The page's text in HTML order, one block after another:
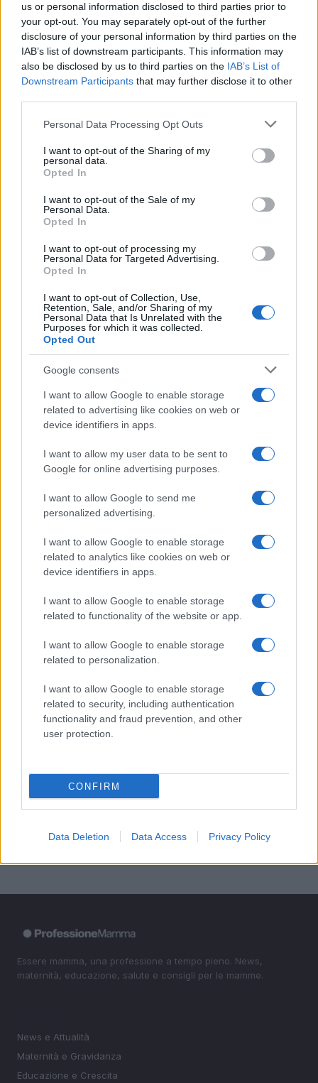
us or personal information disclosed to third parties prior to
your opt-out. You may separately opt-out of the further
disclosure of your personal information by third parties on the
IAB’s list of downstream participants. This information may
also be disclosed by us to third parties on the IAB’s List of
Downstream Participants that may further disclose it to other
Please note that this website/app uses one or more Google
not limited to your visit or usage behaviour. You may click to
grant or deny consent to Google and its third-party tags to
use your data for below specified purposes in below Google
consent section.
Personal Data Processing Opt Outs
I want to opt-out of the Sharing of my
personal data.
Opted In
I want to opt-out of the Sale of my
Personal Data.
Opted In
I want to opt-out of processing my
Personal Data for Targeted Advertising.
Opted In
I want to opt-out of Collection, Use,
Retention, Sale, and/or Sharing of my
Personal Data that Is Unrelated with the
Purposes for which it was collected.
Opted Out
Google consents
I want to allow Google to enable storage
related to advertising like cookies on web or
device identifiers in apps.
I want to allow my user data to be sent to
Google for online advertising purposes.
I want to allow Google to send me
personalized advertising.
I want to allow Google to enable storage
related to analytics like cookies on web or
device identifiers in apps.
I want to allow Google to enable storage
related to functionality of the website or app.
I want to allow Google to enable storage
related to personalization.
I want to allow Google to enable storage
related to security, including authentication
functionality and fraud prevention, and other
user protection.
CONFIRM
Data Deletion Data Access Privacy Policy
ICA Milano presenta mostre, concerti e letture per
l’autunno 2026
Matteo Pellegrino · 6 Ago 2026
NEWS E ATTUALITÀ
Codacons denuncia: i problemi che affliggono la Sicilia
Matteo Pellegrino · 25 Lug 2026
NEWS E ATTUALITÀ
incontrano in Calabria
Camilla Pellegrini · 16 Lug 2026
PIÙ LETTI
Diritti delle lavoratrici in gravidanza: guida completa e
aggiornata
Scopri il Dyson V15 Detect Absolute: l’aspirapolvere
innovativo per la tua casa
La salute mentale delle mamme: perché è importante
4 Aiuti famiglie: tutto quello che devi sapere sui supporti
disponibili
5 La magia delle giostre: un viaggio tra passato e
Essere mamma, una professione a tempo pieno. News,
maternità, educazione, salute e consigli per le mamme.
News e Attualità
Maternità e Gravidanza
Educazione e Crescita